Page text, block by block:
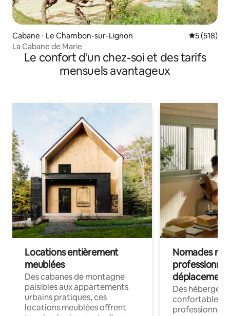
Cabane ⋅ Le Chambon-sur-Lignon Évaluation
5 (518)
La Cabane de Marie
Le confort d'un chez-soi et des tarifs
mensuels avantageux
Locations entièrement
meublées
Des cabanes de montagne
paisibles aux appartements
urbains pratiques, ces
locations meublées offrent
Nomades
déplacement
Des
confortables
professionnels